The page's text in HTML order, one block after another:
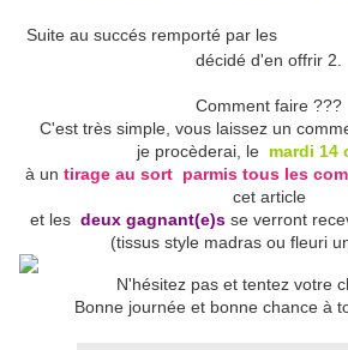
Suite au succés remporté par les
décidé d'en offrir 2.
Comment faire ???
C'est très simple, vous laissez un
je procèderai, le mardi 14
à un tirage au sort parmis tous les
cet article
et les deux gagnant(e)s se verront
(tissus style madras ou fleuri
N'hésitez pas et tentez votre
Bonne journée et bonne chance à